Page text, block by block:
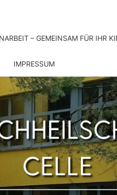
– GEMEINSAM FÜR IHR
IMPRESSUM